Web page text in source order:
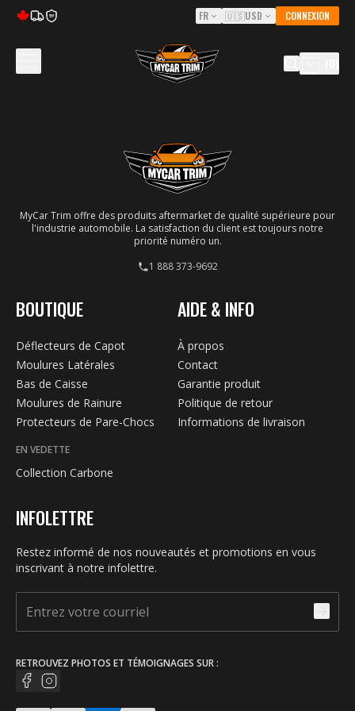
5Y FR 🇺🇸USD CONNEXION
MyCar Trim offre des produits aftermarket de qualité supérieure pour
l'industrie automobile. La satisfaction du client est toujours notre
priorité numéro un.
1 888 373-9692
BOUTIQUE
Déflecteurs de Capot
Moulures Latérales
Bas de Caisse
Moulures de Rainure
Protecteurs de Pare-Chocs
EN VEDETTE
Collection Carbone
AIDE & INFO
À propos
Contact
Garantie produit
Politique de retour
Informations de livraison
INFOLETTRE
Restez informé de nos nouveautés et promotions en vous
inscrivant à notre infolettre.
RETROUVEZ PHOTOS ET TÉMOIGNAGES SUR :